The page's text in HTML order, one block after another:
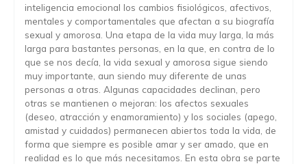
inteligencia emocional los cambios fisiológicos, afectivos,
mentales y comportamentales que afectan a su biografía
sexual y amorosa. Una etapa de la vida muy larga, la más
larga para bastantes personas, en la que, en contra de lo
que se nos decía, la vida sexual y amorosa sigue siendo
muy importante, aun siendo muy diferente de unas
personas a otras. Algunas capacidades declinan, pero
otras se mantienen o mejoran: los afectos sexuales
(deseo, atracción y enamoramiento) y los sociales (apego,
amistad y cuidados) permanecen abiertos toda la vida, de
forma que siempre es posible amar y ser amado, que en
realidad es lo que más necesitamos. En esta obra se parte